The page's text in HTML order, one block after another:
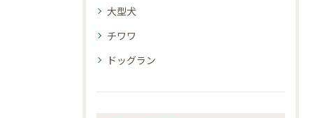
大型犬
チワワ
ドッグラン